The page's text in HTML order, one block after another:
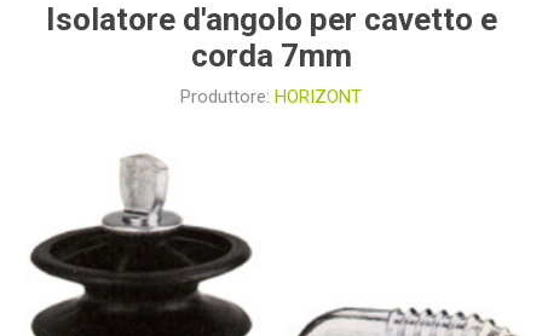
Isolatore d'angolo per cavetto e
corda 7mm
Produttore: HORIZONT